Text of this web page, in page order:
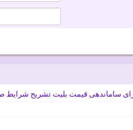
ساماندهی قیمت بلیت تشریح شرایط